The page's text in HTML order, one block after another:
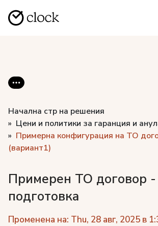
Начална стр на решения
Цени и политики за гаранция и
Примерна конфигурация на ТО
(вариант1)
Примерен ТО договор -
подготовка
Променена на: Thu, 28 авг, 2025 в